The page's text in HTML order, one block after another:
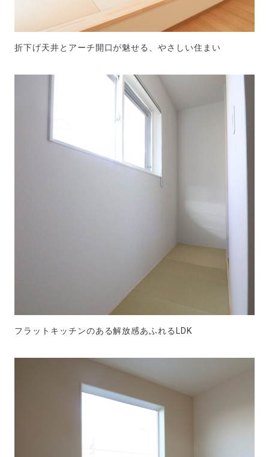
折下げ天井とアーチ開口が魅せる、やさしい住まい
フラットキッチンのある解放感あふれるLDK